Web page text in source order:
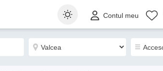
Contul meu
Sortează